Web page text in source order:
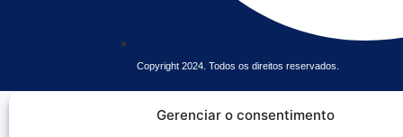
Gerenciar o consentimento
Copyright 2024. Todos os direitos reservados.